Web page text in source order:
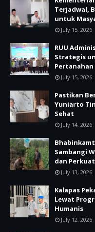
Terjadwal,
untuk
July 15, 2026
RUU
Strategis
Pertanahan
July 15, 2026
Pastikan
Yuniarto
Sehat
July 14, 2026
Sambangi
dan
July 13, 2026
Kalapas
Lewat
Humanis
July 12, 2026